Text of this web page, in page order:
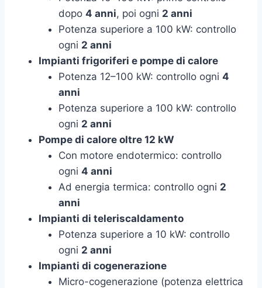
dopo 4 anni, poi ogni 2 anni
Potenza superiore a 100 kW: controllo
ogni 2 anni
Impianti frigoriferi e pompe di calore
Potenza 12–100 kW: controllo ogni 4
anni
Potenza superiore a 100 kW: controllo
ogni 2 anni
Pompe di calore oltre 12 kW
Con motore endotermico: controllo
ogni 4 anni
Ad energia termica: controllo ogni 2
anni
Impianti di teleriscaldamento
Potenza superiore a 10 kW: controllo
ogni 2 anni
Impianti di cogenerazione
Micro-cogenerazione (potenza elettrica